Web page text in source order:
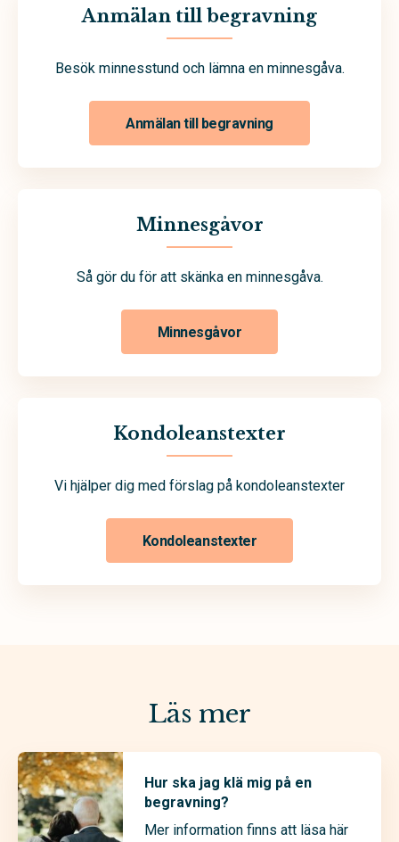
Anmälan till begravning
Besök minnesstund och lämna en minnesgåva.
Anmälan till begravning
Minnesgåvor
Så gör du för att skänka en minnesgåva.
Minnesgåvor
Kondoleanstexter
Vi hjälper dig med förslag på kondoleanstexter
Kondoleanstexter
Läs mer
Hur ska jag klä mig på en
begravning?
Mer information finns att läsa här